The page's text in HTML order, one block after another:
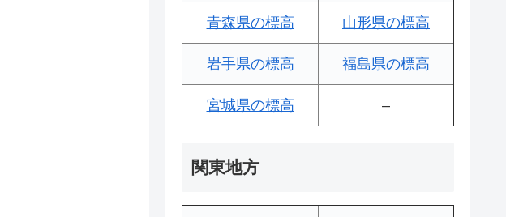
青森県の標高 山形県の標高
岩手県の標高 福島県の標高
宮城県の標高 –
関東地方